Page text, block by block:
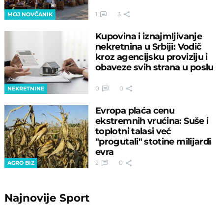
MOJ NOVČANIK 1 3
NEKRETNINE
Kupovina i iznajmljivanje
nekretnina u Srbiji: Vodič
kroz agencijsku proviziju i
obaveze svih strana u poslu
0 0
AGRO BIZ
Evropa plaća cenu
ekstremnih vrućina: Suše i
toplotni talasi već
"progutali" stotine milijardi
evra
2 0
NajnovijeSport